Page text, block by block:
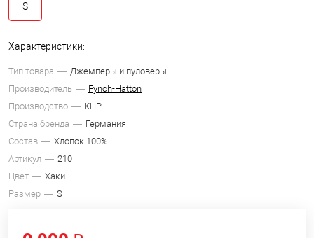
S
Характеристики:
Тип товара
Джемперы и пуловеры
Производитель
Fynch-Hatton
Производство
КНР
Страна бренда
Германия
Состав
Хлопок 100%
Артикул
210
Цвет
Хаки
Размер
S